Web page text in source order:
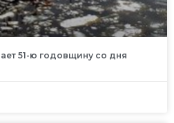
51-ю годовщину со дня